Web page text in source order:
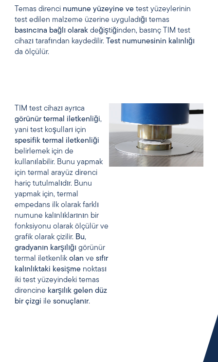
Temas direnci numune yüzeyine ve test yüzeylerinin
test edilen malzeme üzerine uyguladığı temas
basıncına bağlı olarak değiştiğinden, basınç TIM test
cihazı tarafından kaydedilir.
Test numunesinin kalınlığı
da ölçülür.
TIM test cihazı ayrıca
görünür termal iletkenliği,
yani test koşulları için
spesifik termal iletkenliği
belirlemek için de
kullanılabilir. Bunu yapmak
için termal arayüz direnci
hariç tutulmalıdır. Bunu
yapmak için, termal
empedans ilk olarak farklı
numune kalınlıklarının bir
fonksiyonu olarak ölçülür ve
grafik olarak çizilir. Bu,
gradyanın karşılığı görünür
termal iletkenlik olan ve sıfır
kalınlıktaki kesişme noktası
iki test yüzeyindeki temas
direncine karşılık gelen düz
bir çizgi ile sonuçlanır.